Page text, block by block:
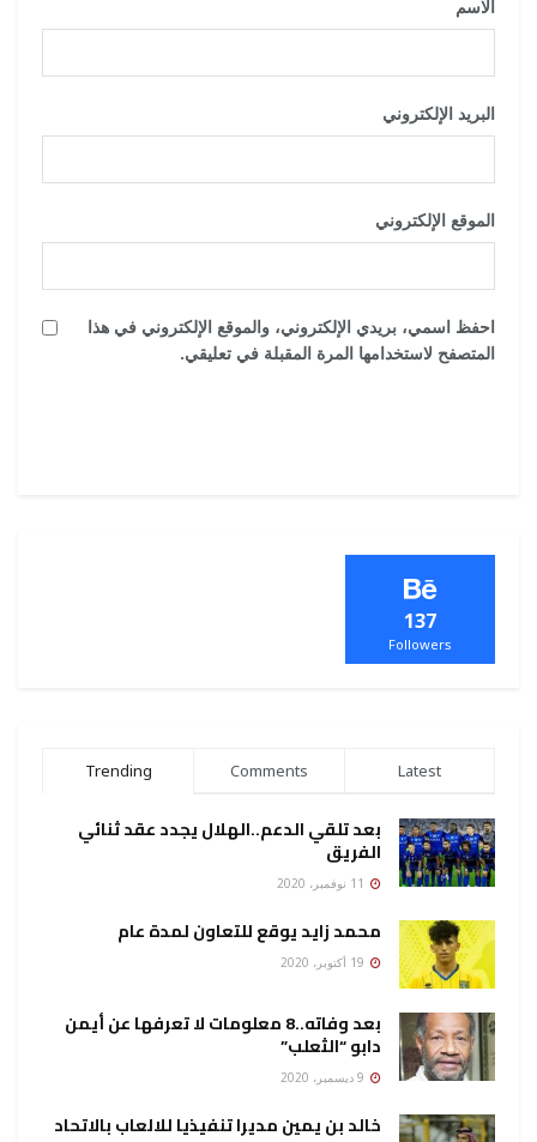
الاسم
البريد الإلكتروني
الموقع الإلكتروني
احفظ اسمي، بريدي الإلكتروني، والموقع الإلكتروني في هذا
المتصفح لاستخدامها المرة المقبلة في تعليقي.
137
Followers
Trending Comments Latest
بعد تلقي الدعم..الهلال يجدد عقد ثنائي
الفريق
محمد زايد يوقع للتعاون لمدة عام
بعد وفاته..8 معلومات لا تعرفها عن أيمن
دابو “الثعلب”
خالد بن يمين مديرا تنفيذيا للالعاب بالاتحاد